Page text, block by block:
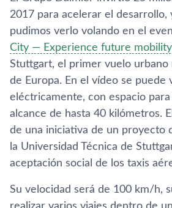
2017 para acelerar el desarrollo,
pudimos verlo volando en el
City — Experience future
Stuttgart, el primer vuelo urbano
de Europa. En el vídeo se puede
eléctricamente, con espacio
alcance de hasta 40 kilómetros.
de una iniciativa de un proyecto
la Universidad Técnica de
aceptación social de los taxis
Su velocidad será de 100 km/h,